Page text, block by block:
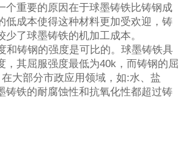
个重要的原因在于球墨铸铁比铸钢成
低成本使得这种材料更加受欢迎，铸
少了球墨铸铁的机加工成本。
和铸钢的强度是可比的。球墨铸铁具
，其屈服强度最低为40k，而铸钢的屈
大部分市政应用领域，如:水、盐
铸铁的耐腐蚀性和抗氧化性都超过铸